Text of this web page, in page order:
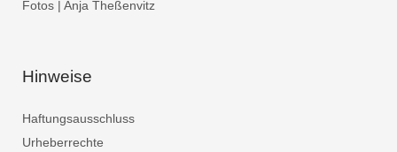
Fotos | Anja Theßenvitz
Hinweise
Haftungsausschluss
Urheberrechte